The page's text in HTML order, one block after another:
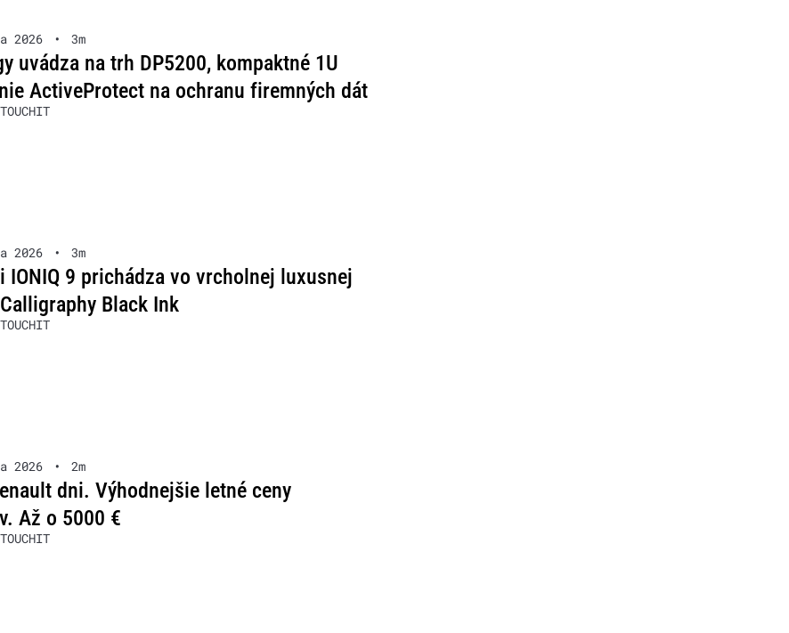
2026 • 3m
uvádza na trh DP5200, kompaktné 1U
ActiveProtect na ochranu firemných dát
2026 • 3m
IONIQ 9 prichádza vo vrcholnej luxusnej
Black Ink
2026 • 2m
dni. Výhodnejšie letné ceny
Až o 5000 €